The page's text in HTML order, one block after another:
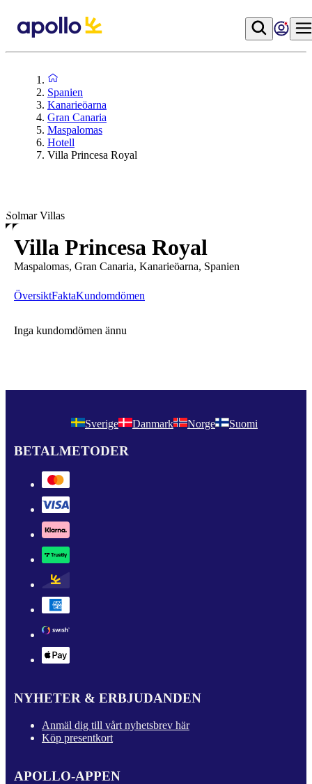
Spanien
Kanarieöarna
Gran Canaria
Maspalomas
Hotell
Villa Princesa Royal
Solmar Villas
Villa Princesa Royal
Maspalomas, Gran Canaria, Kanarieöarna, Spanien
ÖversiktFaktaKundomdömen
Inga kundomdömen ännu
Sverige Danmark Norge Suomi
BETALMETODER
NYHETER & ERBJUDANDEN
Anmäl dig till vårt nyhetsbrev här
Köp presentkort
APOLLO-APPEN